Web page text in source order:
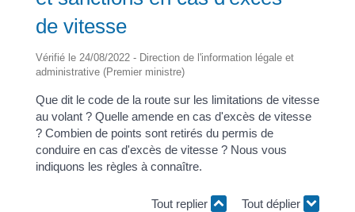
de vitesse
Vérifié le 24/08/2022 - Direction de l'information légale et
administrative (Premier ministre)
Que dit le code de la route sur les limitations de vitesse
au volant ? Quelle amende en cas d'excès de vitesse
? Combien de points sont retirés du permis de
conduire en cas d'excès de vitesse ? Nous vous
indiquons les règles à connaître.
Tout replier Tout déplier